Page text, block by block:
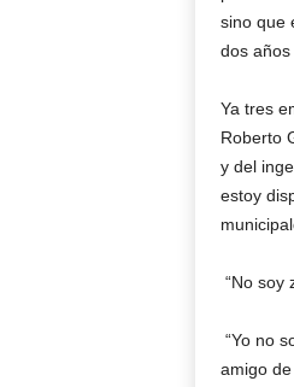
sino que
dos años
Ya tres
Roberto
y del
estoy
“No soy
“Yo no
amigo